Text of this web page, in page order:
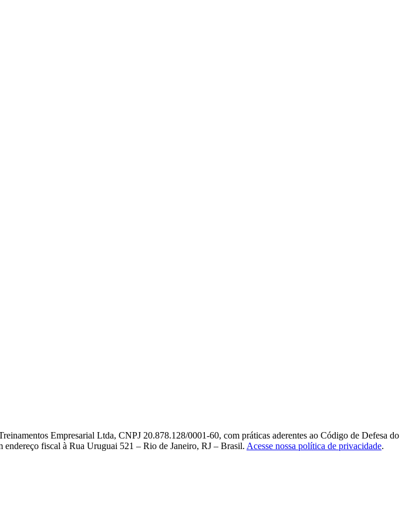
Empresarial Ltda, CNPJ 20.878.128/0001-60, com práticas aderentes ao Código de Defesa do
endereço fiscal à Rua Uruguai 521 – Rio de Janeiro, RJ – Brasil. Acesse nossa política de privacidade.